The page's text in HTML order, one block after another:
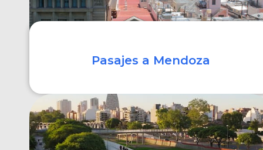
Pasajes a Mendoza
COMPRAR